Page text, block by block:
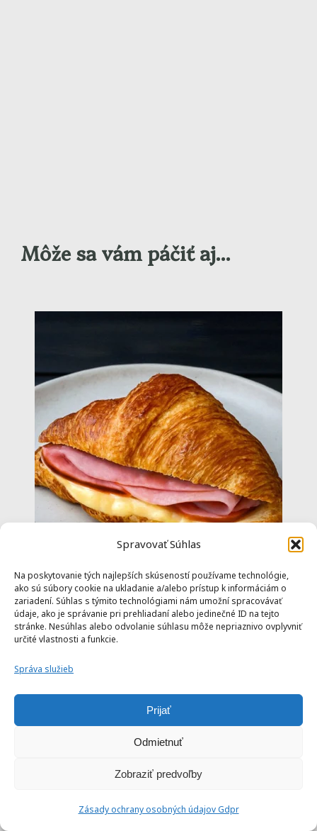
Spravovať Súhlas
Na poskytovanie tých najlepších skúseností používame technológie,
ako sú súbory cookie na ukladanie a/alebo prístup k informáciám o
zariadení. Súhlas s týmito technológiami nám umožní spracovávať
údaje, ako je správanie pri prehliadaní alebo jedinečné ID na tejto
stránke. Nesúhlas alebo odvolanie súhlasu môže nepriaznivo ovplyvniť
určité vlastnosti a funkcie.
Správa služieb
Prijať
Odmietnuť
Zobraziť predvoľby
Zásady ochrany osobných údajov Gdpr
Môže sa vám páčiť aj...
Croissant plnený syrom a šunkou v